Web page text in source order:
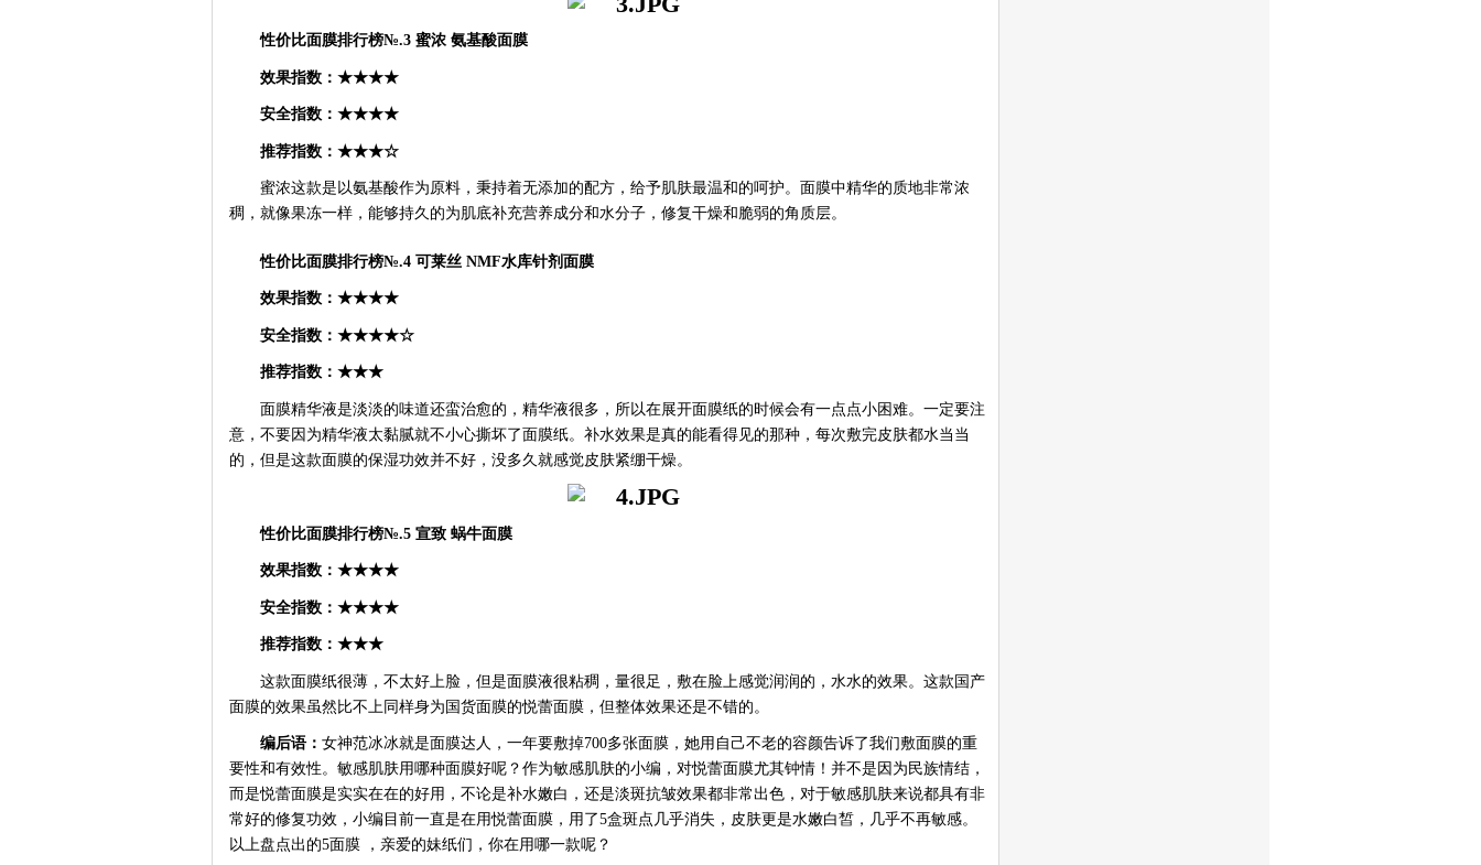
性价比面膜排行榜№.3 蜜浓 氨基酸面膜
效果指数：★★★★
安全指数：★★★★
推荐指数：★★★☆
蜜浓这款是以氨基酸作为原料，秉持着无添加的配方，给予肌肤最温和的呵护。面膜中精华的质地非常浓
稠，就像果冻一样，能够持久的为肌底补充营养成分和水分子，修复干燥和脆弱的角质层。
性价比面膜排行榜№.4 可莱丝 NMF水库针剂面膜
效果指数：★★★★
安全指数：★★★★☆
推荐指数：★★★
面膜精华液是淡淡的味道还蛮治愈的，精华液很多，所以在展开面膜纸的时候会有一点点小困难。一定要注
意，不要因为精华液太黏腻就不小心撕坏了面膜纸。补水效果是真的能看得见的那种，每次敷完皮肤都水当当
的，但是这款面膜的保湿功效并不好，没多久就感觉皮肤紧绷干燥。
性价比面膜排行榜№.5 宣致 蜗牛面膜
效果指数：★★★★
安全指数：★★★★
推荐指数：★★★
这款面膜纸很薄，不太好上脸，但是面膜液很粘稠，量很足，敷在脸上感觉润润的，水水的效果。这款国产
面膜的效果虽然比不上同样身为国货面膜的悦蕾面膜，但整体效果还是不错的。
编后语：女神范冰冰就是面膜达人，一年要敷掉700多张面膜，她用自己不老的容颜告诉了我们敷面膜的重
要性和有效性。敏感肌肤用哪种面膜好呢？作为敏感肌肤的小编，对悦蕾面膜尤其钟情！并不是因为民族情结，
而是悦蕾面膜是实实在在的好用，不论是补水嫩白，还是淡斑抗皱效果都非常出色，对于敏感肌肤来说都具有非
常好的修复功效，小编目前一直是在用悦蕾面膜，用了5盒斑点几乎消失，皮肤更是水嫩白皙，几乎不再敏感。
以上盘点出的5面膜 ，亲爱的妹纸们，你在用哪一款呢？